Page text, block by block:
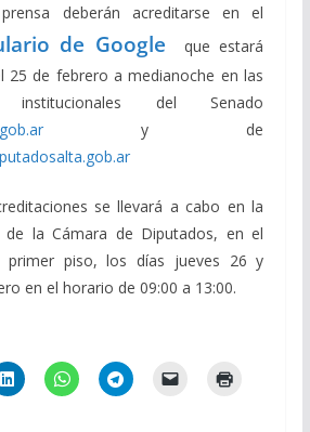
deberán acreditarse en el
de Google
que estará
25 de febrero a medianoche en las
del Senado
y de
se llevará a cabo en la
de la Cámara de Diputados, en el
primer piso, los días jueves 26 y
en el horario de 09:00 a 13:00.